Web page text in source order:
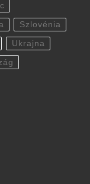
Szlovénia
Ukrajna